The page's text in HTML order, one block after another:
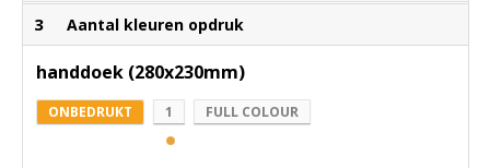
3 Aantal kleuren opdruk
handdoek (280x230mm)
ONBEDRUKT 1 FULL COLOUR